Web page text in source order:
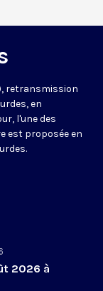
retransmission
en
l'une des
est proposée en
2026 à